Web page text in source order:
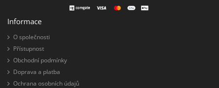
Informace
O společnosti
Přístupnost
Obchodní podmínky
Doprava a platba
Ochrana osobních údajů